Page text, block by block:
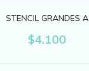
STENCIL GRANDES A
$4.100